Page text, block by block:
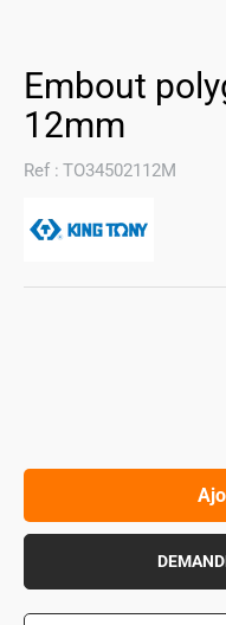
Embout
12mm
Ref : TO34502112M